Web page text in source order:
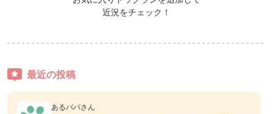
近況をチェック！
最近の投稿
あるパパさん